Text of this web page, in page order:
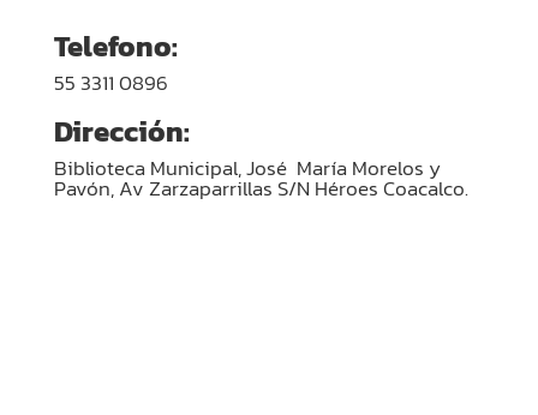
Telefono:
55 3311 0896
Dirección:
Biblioteca Municipal, José María Morelos y
Pavón, Av Zarzaparrillas S/N Héroes Coacalco.